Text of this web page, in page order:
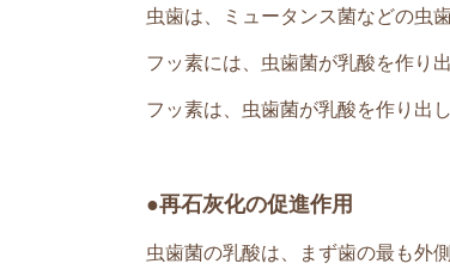
虫歯は、ミュータンス菌などの虫
フッ素には、虫歯菌が乳酸を作り
フッ素は、虫歯菌が乳酸を作り出
●再石灰化の促進作用
虫歯菌の乳酸は、まず歯の最も外